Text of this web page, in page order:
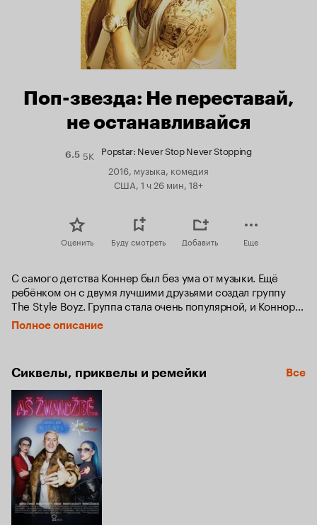
Поп-звезда: Не переставай,
не останавливайся
6.5Рейтинг
Кинопоиска
5K Popstar: Never Stop Never Stopping
2016, музыка, комедия
США, 1 ч 26 мин, 18+
Оценить Буду смотреть Добавить Еще
С самого детства Коннер был без ума от музыки. Ещё
ребёнком он с двумя лучшими друзьями создал группу
The Style Boyz. Группа стала очень популярной, и Коннор
зазвездился, решив, что успех группы — исключительно
его заслуга. Один друг детства вовсе перестал с ним
организатор вечеринок и прочие непонятные личности,
которым бы только тусоваться с утра до ночи.
И вот приближается великий день — выход нового
сольного альбома. Но, как известно, чем выше ты взлетел,
тем больнее будет падать.
Полное описание
Сиквелы, приквелы и ремейки Все